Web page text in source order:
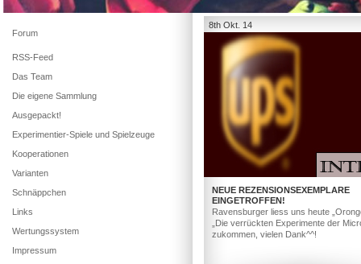
8th Okt. 14
NEUE REZENSIONSEXEMPLARE
EINGETROFFEN!
Ravensburger liess uns heute
„Die verrückten Experimente der
zukommen, vielen Dank^^!
Forum
RSS-Feed
Das Team
Die eigene Sammlung
Ausgepackt!
Experimentier-Spiele und Spielzeuge
Kooperationen
Varianten
Schnäppchen
Links
Wertungssystem
Impressum